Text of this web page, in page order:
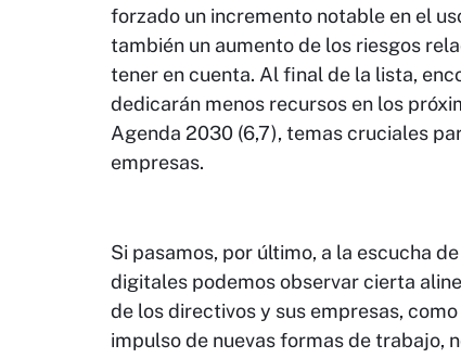
forzado un incremento notable en el
también un aumento de los riesgos
tener en cuenta. Al final de la lista,
dedicarán menos recursos en los
Agenda 2030 (6,7), temas cruciales
empresas.
Si pasamos, por último, a la escucha
digitales podemos observar cierta
de los directivos y sus empresas,
impulso de nuevas formas de trabajo,